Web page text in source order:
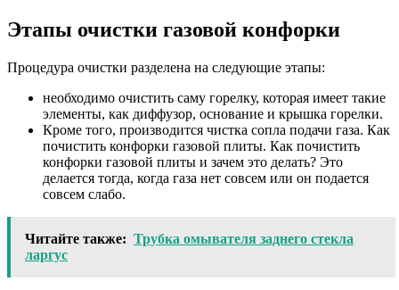
Этапы очистки газовой конфорки
Процедура очистки разделена на следующие этапы:
необходимо очистить саму горелку, которая имеет такие
элементы, как диффузор, основание и крышка горелки.
Кроме того, производится чистка сопла подачи газа. Как
почистить конфорки газовой плиты. Как почистить
конфорки газовой плиты и зачем это делать? Это
делается тогда, когда газа нет совсем или он подается
совсем слабо.
Читайте также: Трубка омывателя заднего стекла
ларгус